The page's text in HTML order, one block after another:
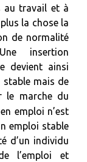
au travail et à
la chose la
de normalité
insertion
devient ainsi
stable mais de
marche du
emploi n’est
emploi stable
d’un individu
l’emploi et